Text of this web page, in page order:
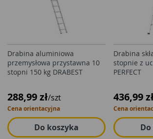
Drabina aluminiowa
przemysłowa przystawna 10
stopni 150 kg DRABEST
288,99 zł/szt
Cena orientacyjna
Do koszyka
Drabina
stopnie z
PERFECT
436,99
Cena